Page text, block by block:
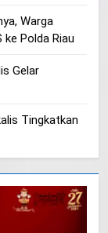
Warga
Polda Riau
Gelar
Tingkatkan